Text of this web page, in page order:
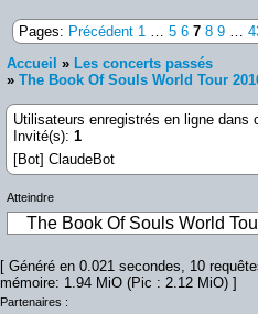
Pages: Précédent 1 … 5 6 7 8 9 …
Accueil » Les concerts passés
» The Book Of Souls World Tour
Utilisateurs enregistrés en ligne dans
Invité(s): 1
[Bot] ClaudeBot
Atteindre
[ Généré en 0.021 secondes, 10
mémoire: 1.94 MiO (Pic : 2.12 MiO) ]
Partenaires :